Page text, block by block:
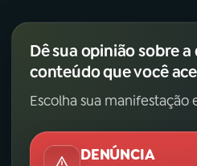
Dê sua opinião sobre
conteúdo que você
Escolha sua
DENÚNCIA